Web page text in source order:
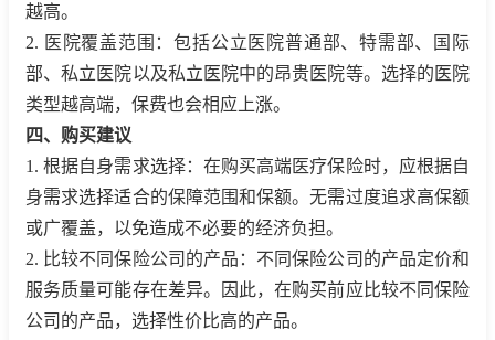
越高。
2. 医院覆盖范围：包括公立医院普通部、特需部、国际
部、私立医院以及私立医院中的昂贵医院等。选择的医院
类型越高端，保费也会相应上涨。
四、购买建议
1. 根据自身需求选择：在购买高端医疗保险时，应根据自
身需求选择适合的保障范围和保额。无需过度追求高保额
或广覆盖，以免造成不必要的经济负担。
2. 比较不同保险公司的产品：不同保险公司的产品定价和
服务质量可能存在差异。因此，在购买前应比较不同保险
公司的产品，选择性价比高的产品。